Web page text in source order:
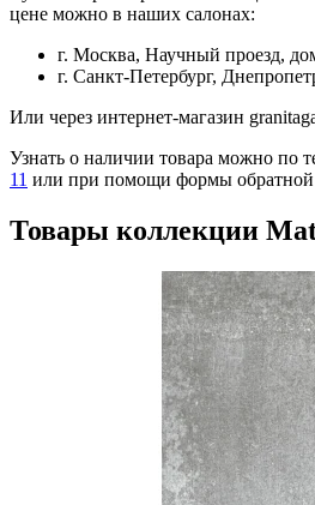
цене можно в наших салонах:
г. Москва, Научный проезд,
г. Санкт-Петербург,
Или через интернет-магазин
Узнать о наличии товара можно по
11 или при помощи формы обратной
Товары коллекции